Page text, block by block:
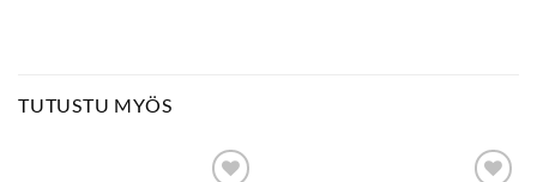
TUTUSTU MYÖS